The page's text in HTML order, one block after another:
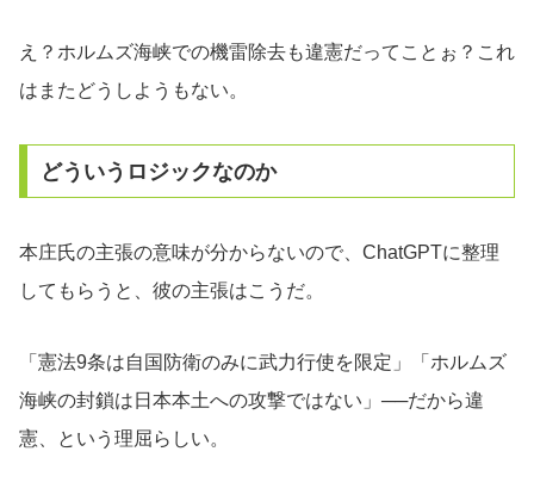
え？ホルムズ海峡での機雷除去も違憲だってことぉ？これ
はまたどうしようもない。
どういうロジックなのか
本庄氏の主張の意味が分からないので、ChatGPTに整理
してもらうと、彼の主張はこうだ。
「憲法9条は自国防衛のみに武力行使を限定」「ホルムズ
海峡の封鎖は日本本土への攻撃ではない」──だから違
憲、という理屈らしい。